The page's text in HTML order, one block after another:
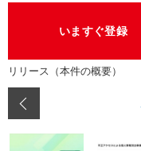
いますぐ登録
リリース（本件の概要）